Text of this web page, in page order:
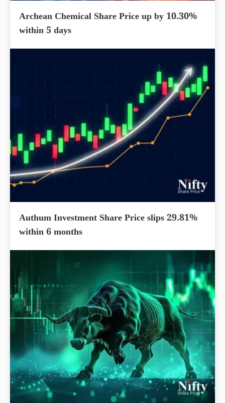
Archean Chemical Share Price up by 10.30%
within 5 days
Authum Investment Share Price slips 29.81%
within 6 months